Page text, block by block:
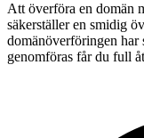
Att överföra en domän
säkerställer en smidig
domänöverföringen
genomföras får du full